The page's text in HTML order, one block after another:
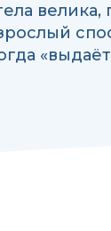
велика,